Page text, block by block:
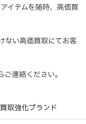
イテムを随時、高価買
ない高価買取にてお客
連絡ください。
買取強化ブランド